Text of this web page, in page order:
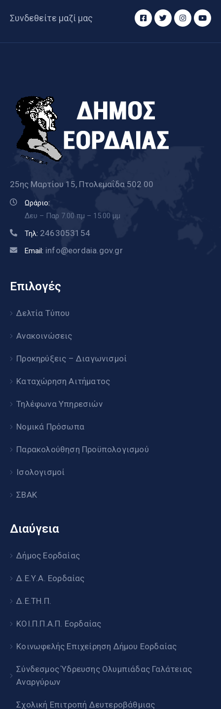
Συνδεθείτε μαζί μας
25ης Μαρτίου 15, Πτολεμαΐδα 502 00
Ωράριο:
Δευ – Παρ 7.00 πμ – 15.00 μμ
Τηλ: 2463053154
Email: info@eordaia.gov.gr
Επιλογές
Δελτία Τύπου
Ανακοινώσεις
Προκηρύξεις – Διαγωνισμοί
Καταχώρηση Αιτήματος
Τηλέφωνα Υπηρεσιών
Νομικά Πρόσωπα
Παρακολούθηση Προϋπολογισμού
Ισολογισμοί
ΣΒΑΚ
Διαύγεια
Δήμος Εορδαίας
Δ.Ε.Υ.Α. Εορδαίας
Δ.Ε.ΤΗ.Π.
ΚΟΙ.Π.Π.Α.Π. Εορδαίας
Κοινωφελής Επιχείρηση Δήμου Εορδαίας
Σύνδεσμος Ύδρευσης Ολυμπιάδας Γαλάτειας
Αναργύρων
Σχολική Επιτροπή Δευτεροβάθμιας